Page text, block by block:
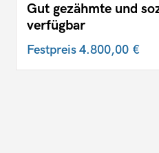
Gut gezähmte und
verfügbar
Festpreis4.800,00 €